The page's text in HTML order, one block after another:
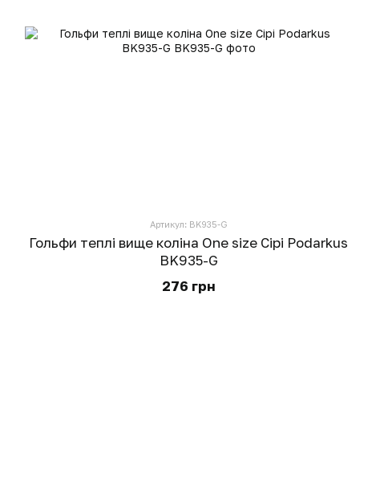
Артикул: BK935-G
Гольфи теплі вище коліна One size Сірі Podarkus
BK935-G
276 грн